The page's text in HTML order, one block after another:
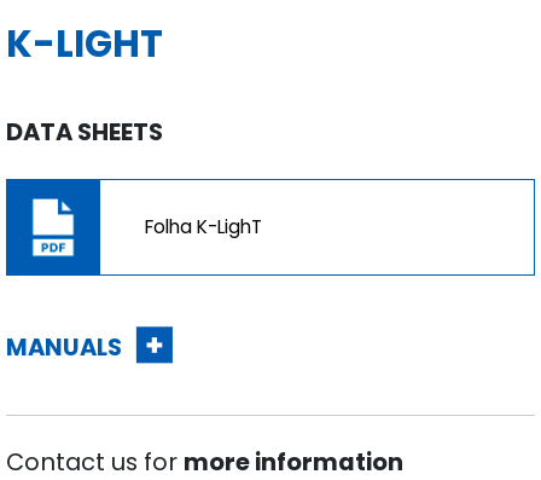
K-LIGHT
DATA SHEETS
Folha K-LighT
MANUALS
Contact us for more information